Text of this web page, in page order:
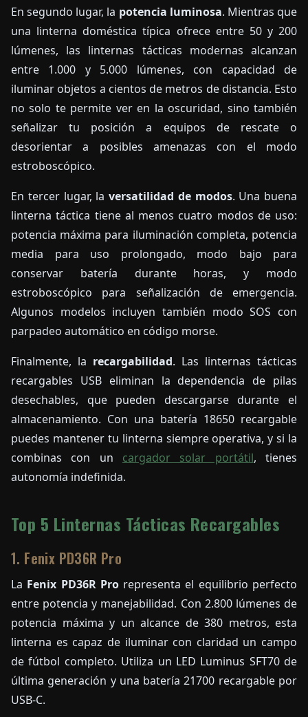
En segundo lugar, la potencia luminosa. Mientras que
una linterna doméstica típica ofrece entre 50 y 200
lúmenes, las linternas tácticas modernas alcanzan
entre 1.000 y 5.000 lúmenes, con capacidad de
iluminar objetos a cientos de metros de distancia. Esto
no solo te permite ver en la oscuridad, sino también
señalizar tu posición a equipos de rescate o
desorientar a posibles amenazas con el modo
estroboscópico.
En tercer lugar, la versatilidad de modos. Una buena
linterna táctica tiene al menos cuatro modos de uso:
potencia máxima para iluminación completa, potencia
media para uso prolongado, modo bajo para
conservar batería durante horas, y modo
estroboscópico para señalización de emergencia.
Algunos modelos incluyen también modo SOS con
parpadeo automático en código morse.
Finalmente, la recargabilidad. Las linternas tácticas
recargables USB eliminan la dependencia de pilas
desechables, que pueden descargarse durante el
almacenamiento. Con una batería 18650 recargable
puedes mantener tu linterna siempre operativa, y si la
combinas con un cargador solar portátil, tienes
autonomía indefinida.
Top 5 Linternas Tácticas Recargables
1. Fenix PD36R Pro
La Fenix PD36R Prorepresenta el equilibrio perfecto
entre potencia y manejabilidad. Con 2.800 lúmenes de
potencia máxima y un alcance de 380 metros, esta
linterna es capaz de iluminar con claridad un campo
de fútbol completo. Utiliza un LED Luminus SFT70 de
última generación y una batería 21700 recargable por
USB-C.